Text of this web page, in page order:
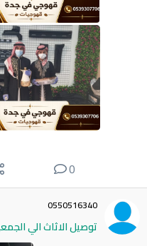
0
0550516340
توصيل الاثاث الي الجمعية